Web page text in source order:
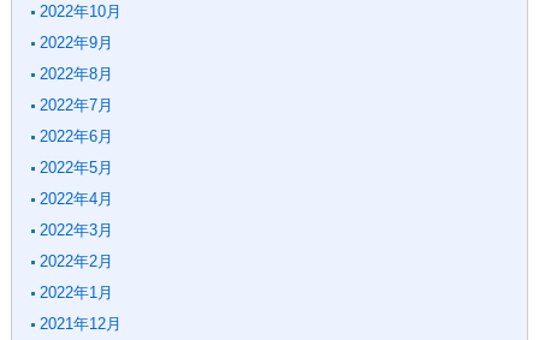
2022年10月
2022年9月
2022年8月
2022年7月
2022年6月
2022年5月
2022年4月
2022年3月
2022年2月
2022年1月
2021年12月